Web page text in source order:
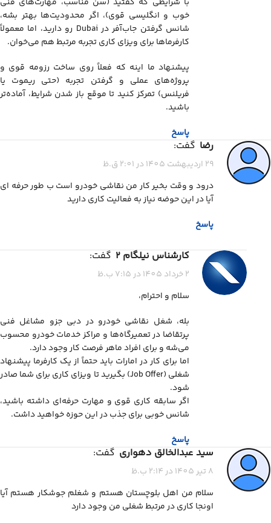
خوب و انگلیسی قوی)، اگر محدودیت‌ها بهتر بشه،
شانس گرفتن جاب‌آفر در Dubai رو دارید، اما معمولاً
کارفرماها برای ویزای کاری تجربه مرتبط هم می‌خوان.
پیشنهاد ما اینه که فعلاً روی ساخت رزومه قوی و
پروژه‌های عملی و گرفتن تجربه (حتی ریموت یا
فریلنس) تمرکز کنید تا موقع باز شدن شرایط، آماده‌تر
باشید.
پاسخ
رضا گفت:
29 اردیبهشت 1405 در 2:01 ق.ظ
درود و وقت بخیر کار من نقاشی خودرو است ب طور حرفه ای
آیا در این حوضه نیاز به فعالیت کاری دارید
پاسخ
کارشناس نیلگام 2 گفت:
2 خرداد 1405 در 7:15 ب.ظ
سلام و احترام،
بله، شغل نقاشی خودرو در دبی جزو مشاغل فنی
پرتقاضا در تعمیرگاه‌ها و مراکز خدمات خودرو محسوب
می‌شه و برای افراد ماهر فرصت کار وجود دارد.
اما برای کار در امارات باید حتماً از یک کارفرما پیشنهاد
شغلی (Job Offer) بگیرید تا ویزای کاری برای شما صادر
شود.
اگر سابقه کاری قوی و مهارت حرفه‌ای داشته باشید،
شانس خوبی برای جذب در این حوزه خواهید داشت.
پاسخ
سید عبدالخالق دهواری گفت:
8 تیر 1405 در 2:14 ب.ظ
سلام من اهل بلوچستان هستم و شغلم جوشکار هستم آیا
اونجا کاری در مرتبط شغلی من وجود دارد